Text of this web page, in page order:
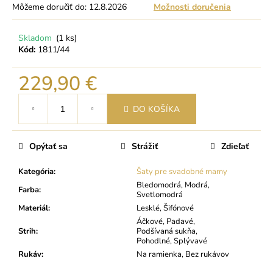
Môžeme doručiť do: 12.8.2026 Možnosti doručenia
Skladom (1 ks)
Kód: 1811/44
229,90 €
cena:
DO KOŠÍKA
Kategória:
Šaty pre svadobné mamy
Farba:
Bledomodrá, Modrá,
Svetlomodrá
Materiál: Lesklé, Šifónové
Strih:
Áčkové, Padavé,
Podšívaná sukňa,
Pohodlné, Splývavé
Rukáv:
Na ramienka, Bez rukávov
Opýtať sa Strážiť Zdieľať